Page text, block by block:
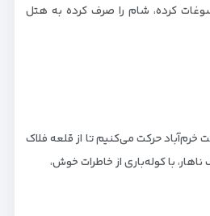
سوغات کرده، شام را صرف کرده به هتل
حرکت می‌کنیم تا از قلعه فلاک
با کوله‌باری از خاطرات خوش،